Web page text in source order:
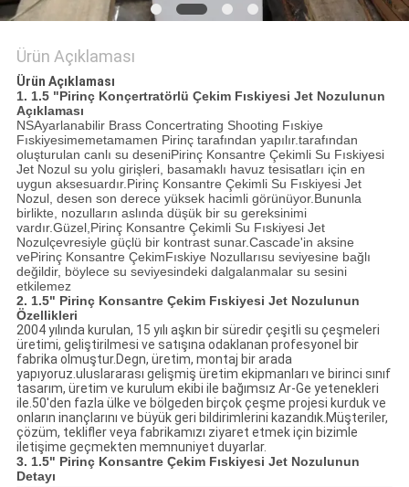
Ürün Açıklaması
Ürün Açıklaması
1. 1.5 "Pirinç Konçertratörlü Çekim Fıskiyesi Jet Nozulunun
Açıklaması
NSAyarlanabilir Brass Concertrating Shooting Fıskiye
Fıskiyesimemetamamen Pirinç tarafından yapılır.tarafından
oluşturulan canlı su deseniPirinç Konsantre Çekimli Su Fıskiyesi
Jet Nozul su yolu girişleri, basamaklı havuz tesisatları için en
uygun aksesuardır.Pirinç Konsantre Çekimli Su Fıskiyesi Jet
Nozul, desen son derece yüksek hacimli görünüyor.Bununla
birlikte, nozulların aslında düşük bir su gereksinimi
vardır.Güzel,Pirinç Konsantre Çekimli Su Fıskiyesi Jet
Nozulçevresiyle güçlü bir kontrast sunar.Cascade'in aksine
vePirinç Konsantre ÇekimFıskiye Nozullarısu seviyesine bağlı
değildir, böylece su seviyesindeki dalgalanmalar su sesini
etkilemez
2. 1.5" Pirinç Konsantre Çekim Fıskiyesi Jet Nozulunun
Özellikleri
2004 yılında kurulan, 15 yılı aşkın bir süredir çeşitli su çeşmeleri
üretimi, geliştirilmesi ve satışına odaklanan profesyonel bir
fabrika olmuştur.Degn, üretim, montaj bir arada
yapıyoruz.uluslararası gelişmiş üretim ekipmanları ve birinci sınıf
tasarım, üretim ve kurulum ekibi ile bağımsız Ar-Ge yetenekleri
ile.50'den fazla ülke ve bölgeden birçok çeşme projesi kurduk ve
onların inançlarını ve büyük geri bildirimlerini kazandık.Müşteriler,
çözüm, teklifler veya fabrikamızı ziyaret etmek için bizimle
iletişime geçmekten memnuniyet duyarlar.
3. 1.5" Pirinç Konsantre Çekim Fıskiyesi Jet Nozulunun
Detayı